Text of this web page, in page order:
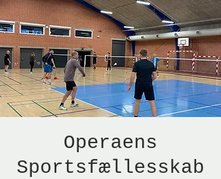
Operaens
Sportsfællesskab